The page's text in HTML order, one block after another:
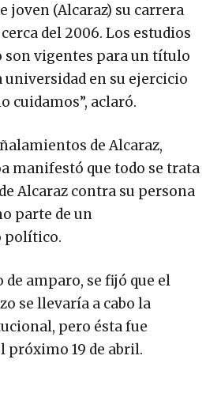
joven (Alcaraz) su carrera
del 2006. Los estudios
son vigentes para un título
universidad en su ejercicio
cuidamos”, aclaró.
de Alcaraz,
manifestó que todo se trata
Alcaraz contra su persona
parte de un
político.
amparo, se fijó que el
se llevaría a cabo la
pero ésta fue
próximo 19 de abril.